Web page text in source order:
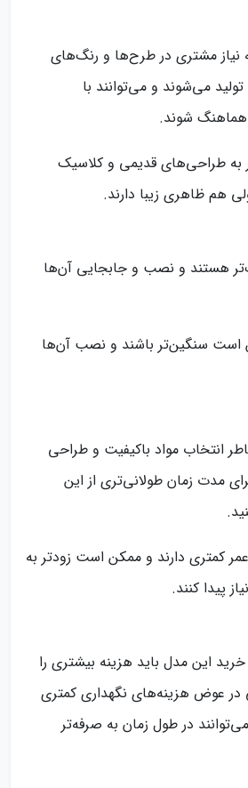
نیاز مشتری در طرح‌ها و رنگ‌های
می‌شوند و می‌توانند با
هماهنگ شوند.
به طراحی‌های قدیمی و کلاسیک
هم ظاهری زیبا دارند.
هستند و نصب و جابجایی آن‌ها
سنگین‌تر باشند و نصب آن‌ها
انتخاب مواد باکیفیت و طراحی
مدت زمان طولانی‌تری از این
کمتری دارند و ممکن است زودتر به
پیدا کنند.
این مدل باید هزینه بیشتری را
در عوض هزینه‌های نگهداری کمتری
در طول زمان به صرفه‌تر